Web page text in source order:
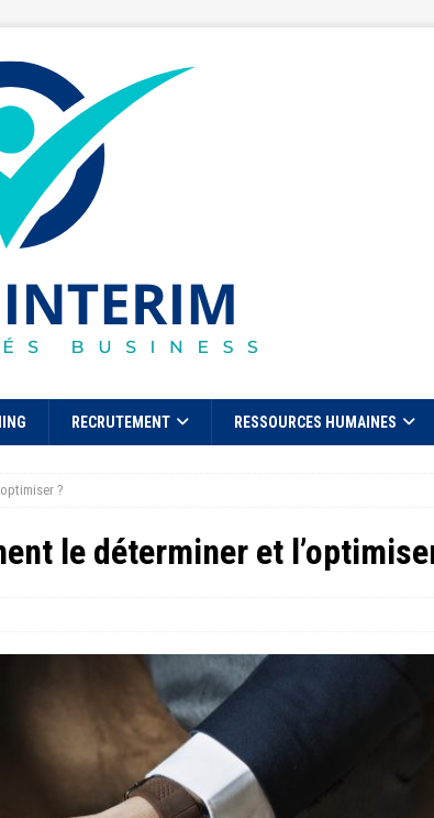
RECRUTEMENT RESSOURCES HUMAINES
?
le déterminer et